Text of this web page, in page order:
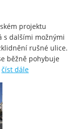
projektu
s dalšími možnými
rušné ulice.
běžně pohybuje
číst dále